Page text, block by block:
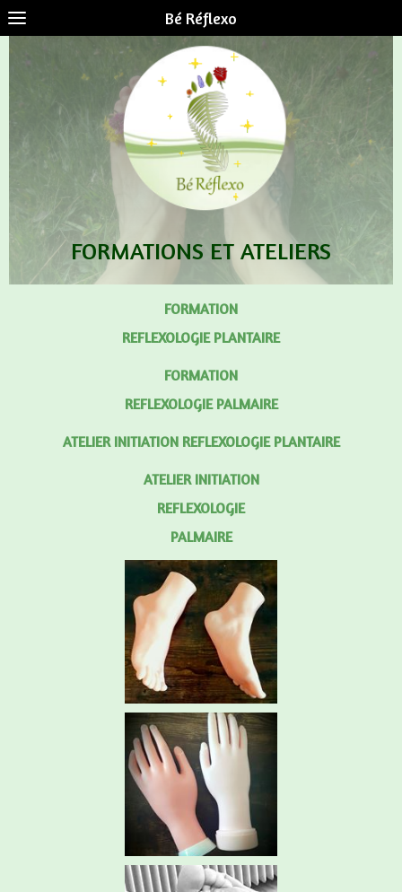
Bé Réflexo
FORMATIONS ET ATELIERS
FORMATION
REFLEXOLOGIE PLANTAIRE
FORMATION
REFLEXOLOGIE PALMAIRE
ATELIER INITIATION REFLEXOLOGIE PLANTAIRE
ATELIER INITIATION
REFLEXOLOGIE
PALMAIRE